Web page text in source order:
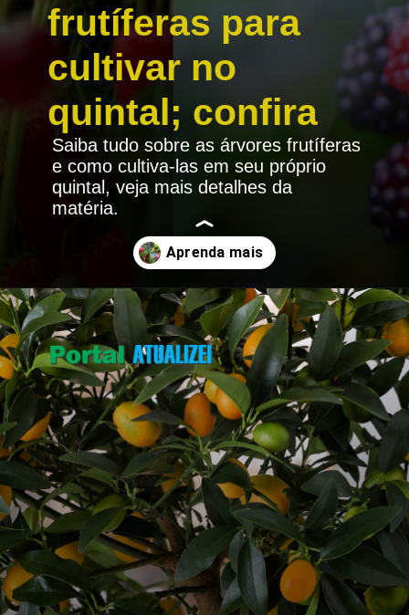
frutíferas para
cultivar no
quintal; confira
Saiba tudo sobre as árvores frutíferas
e como cultiva-las em seu próprio
quintal, veja mais detalhes da
matéria.
Opening